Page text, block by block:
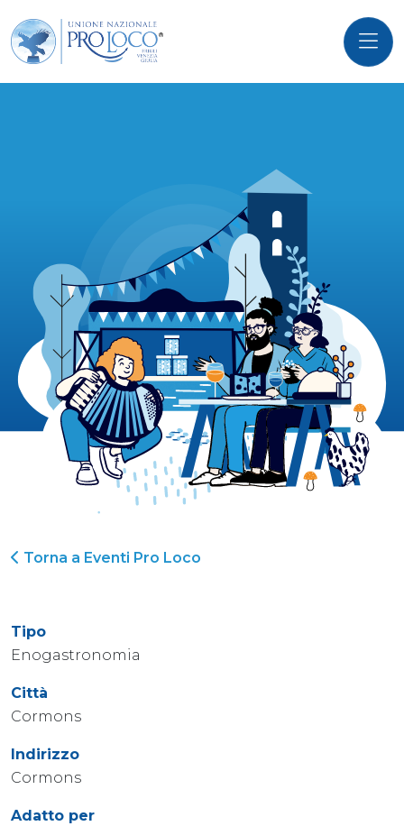
Torna a Eventi Pro Loco
Tipo
Enogastronomia
Città
Cormons
Indirizzo
Cormons
Adatto per